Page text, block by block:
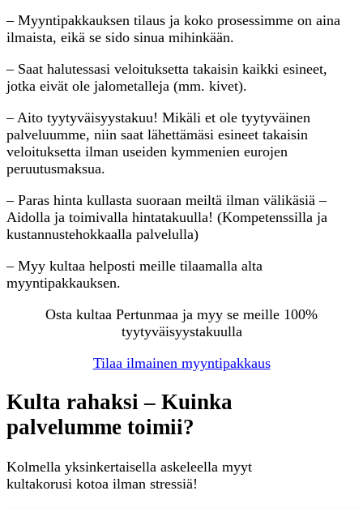
– Myyntipakkauksen tilaus ja koko prosessimme on aina
ilmaista, eikä se sido sinua mihinkään.
– Saat halutessasi veloituksetta takaisin kaikki esineet,
jotka eivät ole jalometalleja (mm. kivet).
– Aito tyytyväisyystakuu! Mikäli et ole tyytyväinen
palveluumme, niin saat lähettämäsi esineet takaisin
veloituksetta ilman useiden kymmenien eurojen
peruutusmaksua.
– Paras hinta kullasta suoraan meiltä ilman välikäsiä –
Aidolla ja toimivalla hintatakuulla! (Kompetenssilla ja
kustannustehokkaalla palvelulla)
– Myy kultaa helposti meille tilaamalla alta
myyntipakkauksen.
Osta kultaa Pertunmaa ja myy se meille 100%
tyytyväisyystakuulla
Tilaa ilmainen myyntipakkaus
Kulta rahaksi – Kuinka
palvelumme toimii?
Kolmella yksinkertaisella askeleella myyt
kultakorusi kotoa ilman stressiä!